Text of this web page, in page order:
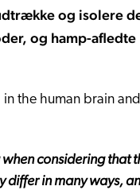
og isolere
og hamp-afledte
the human brain and
considering that
differ in many ways,